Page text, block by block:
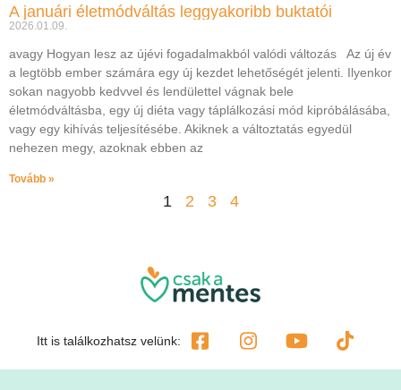
A januári életmódváltás leggyakoribb buktatói
2026.01.09.
avagy Hogyan lesz az újévi fogadalmakból valódi változás Az új év
a legtöbb ember számára egy új kezdet lehetőségét jelenti. Ilyenkor
sokan nagyobb kedvvel és lendülettel vágnak bele
életmódváltásba, egy új diéta vagy táplálkozási mód kipróbálásába,
vagy egy kihívás teljesítésébe. Akiknek a változtatás egyedül
nehezen megy, azoknak ebben az
Tovább »
1 2 3 4
Itt is találkozhatsz velünk: